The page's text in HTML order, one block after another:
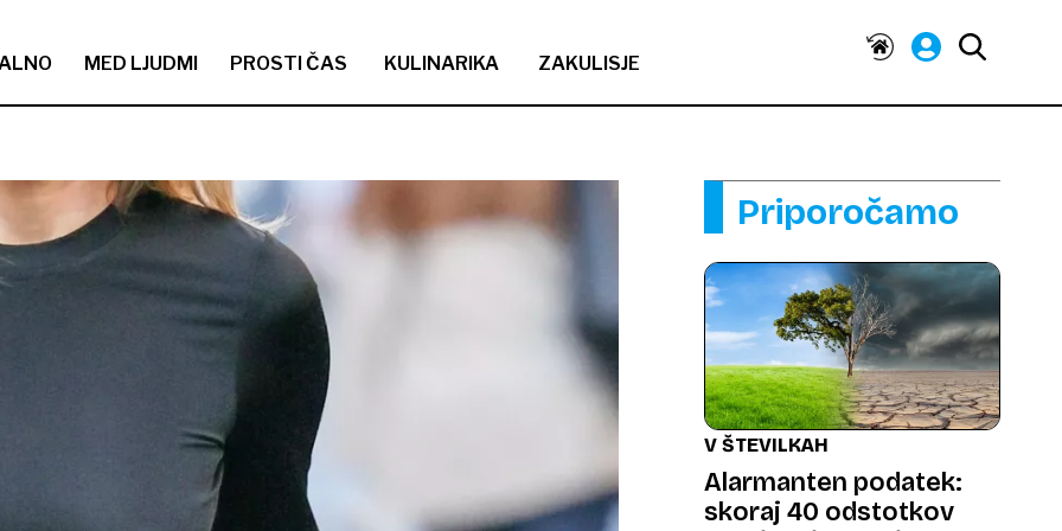
MED LJUDMI PROSTI ČAS KULINARIKA ZAKULISJE
Priporočamo
V ŠTEVILKAH
Alarmanten podatek:
skoraj 40 odstotkov